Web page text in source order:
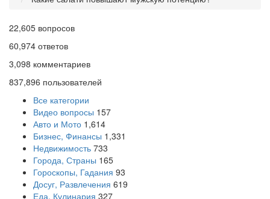
22,605 вопросов
60,974 ответов
3,098 комментариев
837,896 пользователей
Все категории
Видео вопросы 157
Авто и Мото 1,614
Бизнес, Финансы 1,331
Недвижимость 733
Города, Страны 165
Гороскопы, Гадания 93
Досуг, Развлечения 619
Еда, Кулинария 327